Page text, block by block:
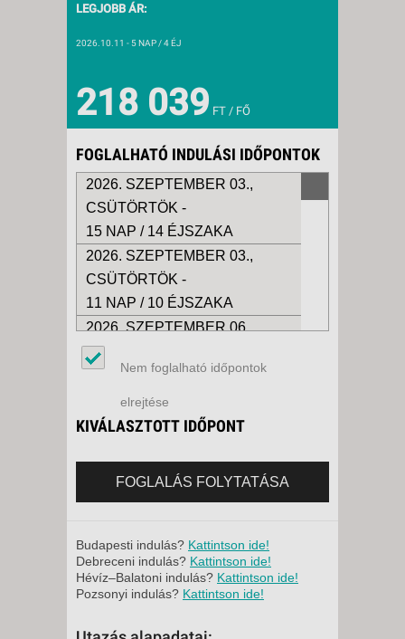
LEGJOBB ÁR:
2026.10.11 - 5 NAP / 4 ÉJ
218 039 FT / FŐ
FOGLALHATÓ INDULÁSI IDŐPONTOK
2026. SZEPTEMBER 03.,
CSÜTÖRTÖK -
15 NAP / 14 ÉJSZAKA
2026. SZEPTEMBER 03.,
CSÜTÖRTÖK -
11 NAP / 10 ÉJSZAKA
2026. SZEPTEMBER 06.,
VASÁRNAP -
15 NAP / 14 ÉJSZAKA
2026. SZEPTEMBER 06.,
VASÁRNAP -
2026. SZEPTEMBER 06.,
2026. SZEPTEMBER 10.,
CSÜTÖRTÖK -
8 NAP / 7 ÉJSZAKA
Nem foglalható időpontok
elrejtése
KIVÁLASZTOTT IDŐPONT
FOGLALÁS FOLYTATÁSA
Budapesti indulás? Kattintson ide!
Debreceni indulás? Kattintson ide!
Hévíz–Balatoni indulás? Kattintson ide!
Pozsonyi indulás? Kattintson ide!